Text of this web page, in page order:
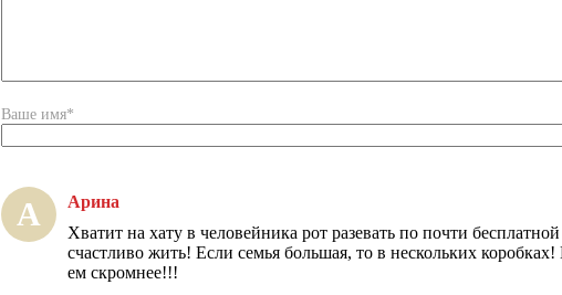
Ваше имя*
А Арина
Хватит на хату в человейника рот разевать по почти
счастливо жить! Если семья большая, то в нескольких
ем скромнее!!!